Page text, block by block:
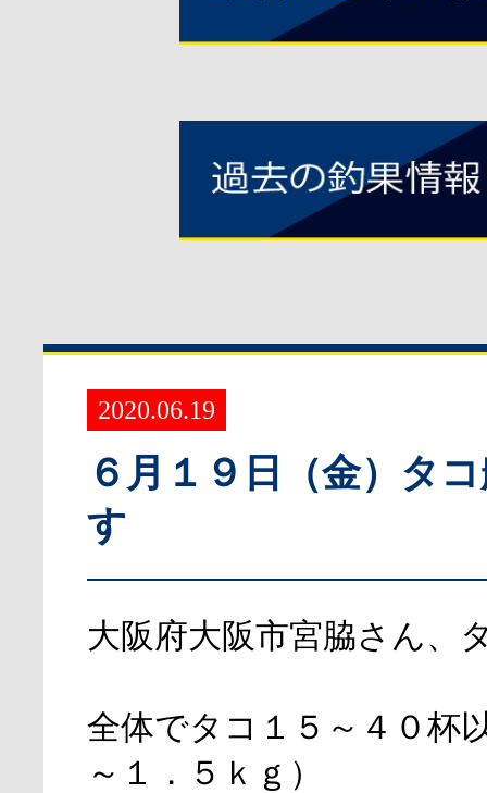
2020.06.19
６月１９日（金）タ
す
大阪府大阪市宮脇さん、
全体でタコ１５～４０杯
～１．５ｋｇ）